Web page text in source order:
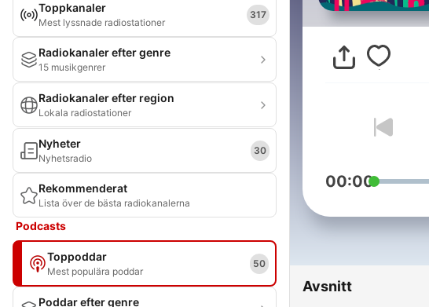
Toppkanaler
Mest lyssnade radiostationer
317
Radiokanaler efter genre
15 musikgenrer
Radiokanaler efter region
Lokala radiostationer
Nyheter
Nyhetsradio
30
Rekommenderat
Lista över de bästa radiokanalerna
Podcasts
Toppoddar
Mest populära poddar
50
Poddar efter genre
00:00
Avsnitt